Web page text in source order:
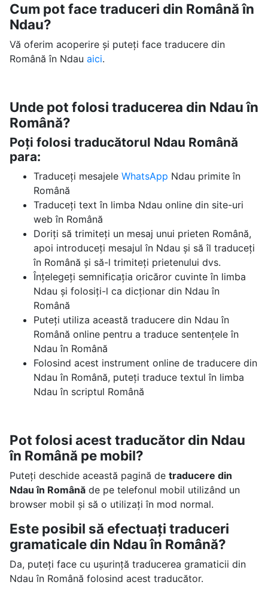
Cum pot face traduceri din Română în
Ndau?
Vă oferim acoperire și puteți face traducere din
Română în Ndau aici.
Unde pot folosi traducerea din Ndau în
Română?
Poți folosi traducătorul Ndau Română
para:
Traduceți mesajele WhatsApp Ndau primite în
Română
Traduceți text în limba Ndau online din site-uri
web în Română
Doriți să trimiteți un mesaj unui prieten Română,
apoi introduceți mesajul în Ndau și să îl traduceți
în Română și să-l trimiteți prietenului dvs.
Înțelegeți semnificația oricăror cuvinte în limba
Ndau și folosiți-l ca dicționar din Ndau în
Română
Puteți utiliza această traducere din Ndau în
Română online pentru a traduce sentențele în
Ndau în Română
Folosind acest instrument online de traducere din
Ndau în Română, puteți traduce textul în limba
Ndau în scriptul Română
Pot folosi acest traducător din Ndau
în Română pe mobil?
Puteți deschide această pagină de traducere din
Ndau în Românăde pe telefonul mobil utilizând un
browser mobil și să o utilizați în mod normal.
Este posibil să efectuați traduceri
gramaticale din Ndau în Română?
Da, puteți face cu ușurință traducerea gramaticii din
Ndau în Română folosind acest traducător.